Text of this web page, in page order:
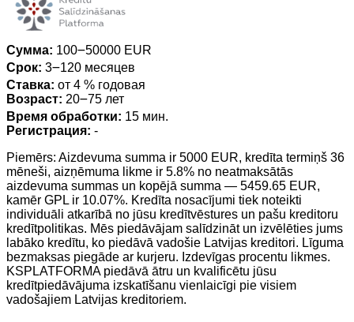
Сумма: 100౼50000 EUR
Срок: 3౼120 месяцев
Ставка: от 4 % годовая
Возраст: 20౼75 лет
Время обработки: 15 мин.
Регистрация: -
Piemērs: Aizdevuma summa ir 5000 EUR, kredīta termiņš 36
mēneši, aizņēmuma likme ir 5.8% no neatmaksātās
aizdevuma summas un kopējā summa — 5459.65 EUR,
kamēr GPL ir 10.07%. Kredīta nosacījumi tiek noteikti
individuāli atkarībā no jūsu kredītvēstures un pašu kreditoru
kredītpolitikas. Mēs piedāvājam salīdzināt un izvēlēties jums
labāko kredītu, ko piedāvā vadošie Latvijas kreditori. Līguma
bezmaksas piegāde ar kurjeru. Izdevīgas procentu likmes.
KSPLATFORMA piedāvā ātru un kvalificētu jūsu
kredītpiedāvājuma izskatīšanu vienlaicīgi pie visiem
vadošajiem Latvijas kreditoriem.